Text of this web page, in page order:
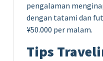
pengalaman
dengan tatami dan
¥50.000 per malam.
Tips